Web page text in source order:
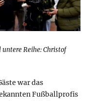
untere Reihe: Christof
war das
Fußballprofis